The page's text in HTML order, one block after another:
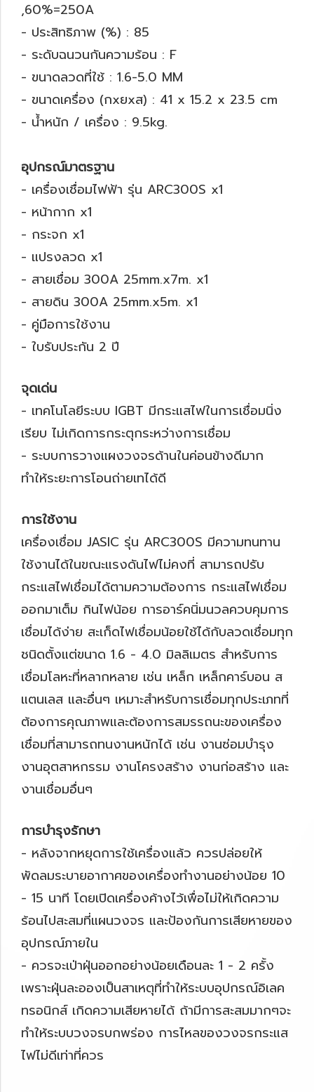
,60%=250A
- ประสิทธิภาพ (%) : 85
- ระดับฉนวนกันความร้อน : F
- ขนาดลวดที่ใช้ : 1.6-5.0 MM
- ขนาดเครื่อง (กxยxส) : 41 x 15.2 x 23.5 cm
- น้ำหนัก / เครื่อง : 9.5kg.
อุปกรณ์มาตรฐาน
- เครื่องเชื่อมไฟฟ้า รุ่น ARC300S x1
- หน้ากาก x1
- กระจก x1
- แปรงลวด x1
- สายเชื่อม 300A 25mm.x7m. x1
- สายดิน 300A 25mm.x5m. x1
- คู่มือการใช้งาน
- ใบรับประกัน 2 ปี
จุดเด่น
- เทคโนโลยีระบบ IGBT มีกระแสไฟในการเชื่อมนิ่ง
เรียบ ไม่เกิดการกระตุกระหว่างการเชื่อม
- ระบบการวางแผงวงจรด้านในค่อนข้างดีมาก
ทำให้ระยะการโอนถ่ายเทได้ดี
การใช้งาน
เครื่องเชื่อม JASIC รุ่น ARC300S มีความทนทาน
ใช้งานได้ในขณะแรงดันไฟไม่คงที่ สามารถปรับ
กระแสไฟเชื่อมได้ตามความต้องการ กระแสไฟเชื่อม
ออกมาเต็ม กินไฟน้อย การอาร์คนิ่มนวลควบคุมการ
เชื่อมได้ง่าย สะเก็ดไฟเชื่อมน้อยใช้ได้กับลวดเชื่อมทุก
ชนิดตั้งแต่ขนาด 1.6 - 4.0 มิลลิเมตร สำหรับการ
เชื่อมโลหะที่หลากหลาย เช่น เหล็ก เหล็กคาร์บอน ส
แตนเลส และอื่นๆ เหมาะสำหรับการเชื่อมทุกประเภทที่
ต้องการคุณภาพและต้องการสมรรถนะของเครื่อง
เชื่อมที่สามารถทนงานหนักได้ เช่น งานซ่อมบำรุง
งานอุตสาหกรรม งานโครงสร้าง งานก่อสร้าง และ
งานเชื่อมอื่นๆ
การบำรุงรักษา
- หลังจากหยุดการใช้เครื่องแล้ว ควรปล่อยให้
พัดลมระบายอากาศของเครื่องทำงานอย่างน้อย 10
- 15 นาที โดยเปิดเครื่องค้างไว้เพื่อไม่ให้เกิดความ
ร้อนไปสะสมที่แผนวงจร และป้องกันการเสียหายของ
อุปกรณ์ภายใน
- ควรจะเป่าฝุ่นออกอย่างน้อยเดือนละ 1 - 2 ครั้ง
เพราะฝุ่นละอองเป็นสาเหตุที่ทำให้ระบบอุปกรณ์อิเลค
ทรอนิกส์ เกิดความเสียหายได้ ถ้ามีการสะสมมากๆจะ
ทำให้ระบบวงจรบกพร่อง การไหลของวงจรกระแส
ไฟไม่ดีเท่าที่ควร